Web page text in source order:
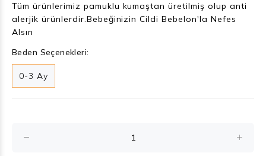
Tüm ürünlerimiz pamuklu kumaştan üretilmiş olup anti
alerjik ürünlerdir.Bebeğinizin Cildi Bebelon'la Nefes
Alsın
Beden Seçenekleri:
0-3 Ay